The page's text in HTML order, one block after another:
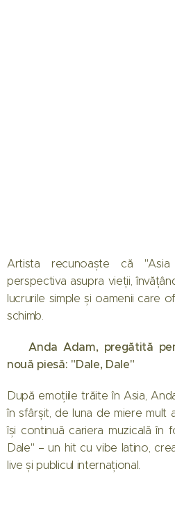
Artista recunoaște că "Asia
perspectiva asupra vieții,
lucrurile simple și oamenii care
schimb.
🌺 Anda Adam, pregătită
nouă piesă: "Dale, Dale"
După emoțiile trăite în Asia,
în sfârșit, de luna de miere mult
își continuă cariera muzicală în
Dale" – un hit cu vibe latino,
live și publicul internațional.